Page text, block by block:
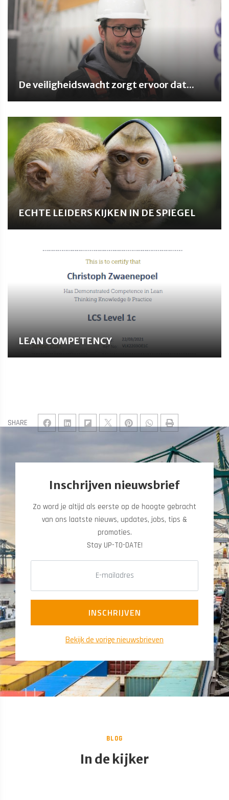
SHARE
De veiligheidswacht zorgt ervoor dat...
ECHTE LEIDERS KIJKEN IN DE SPIEGEL
LEAN COMPETENCY
Inschrijven nieuwsbrief
Zo word je altijd als eerste op de hoogte gebracht
van ons laatste nieuws, updates, jobs, tips &
promoties.
​​​​​​​Stay UP-TO-DATE!
Bekijk de vorige nieuwsbrieven
BLOG
In de kijker